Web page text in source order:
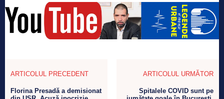
ARTICOLUL PRECEDENT
Florina Presadă a demisionat
ARTICOLUL URMĂTOR
Spitalele COVID sunt pe